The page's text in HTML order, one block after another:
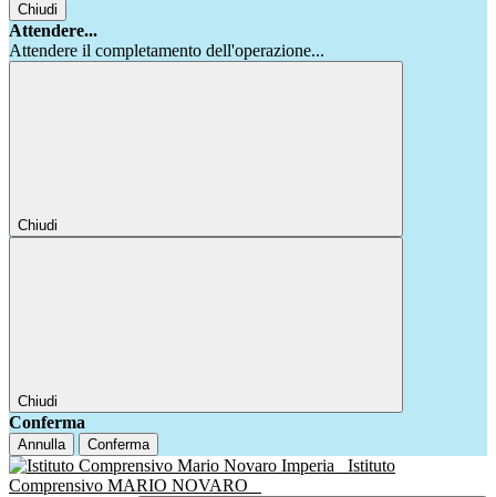
Chiudi
Attendere...
Attendere il completamento dell'operazione...
Chiudi
Chiudi
Conferma
Annulla Conferma
Istituto
Comprensivo MARIO NOVARO